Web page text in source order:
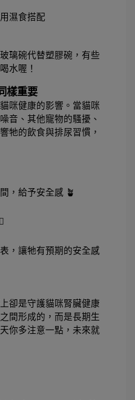
濕食搭配
璃碗代替塑膠碗，有些
水喔！
樣重要
咪健康的影響。當貓咪
音、其他寵物的騷擾、
牠的飲食與排尿習慣，
，給予安全感 🪴
，讓牠有預期的安全感
卻是守護貓咪腎臟健康
間形成的，而是長期生
你多注意一點，未來就